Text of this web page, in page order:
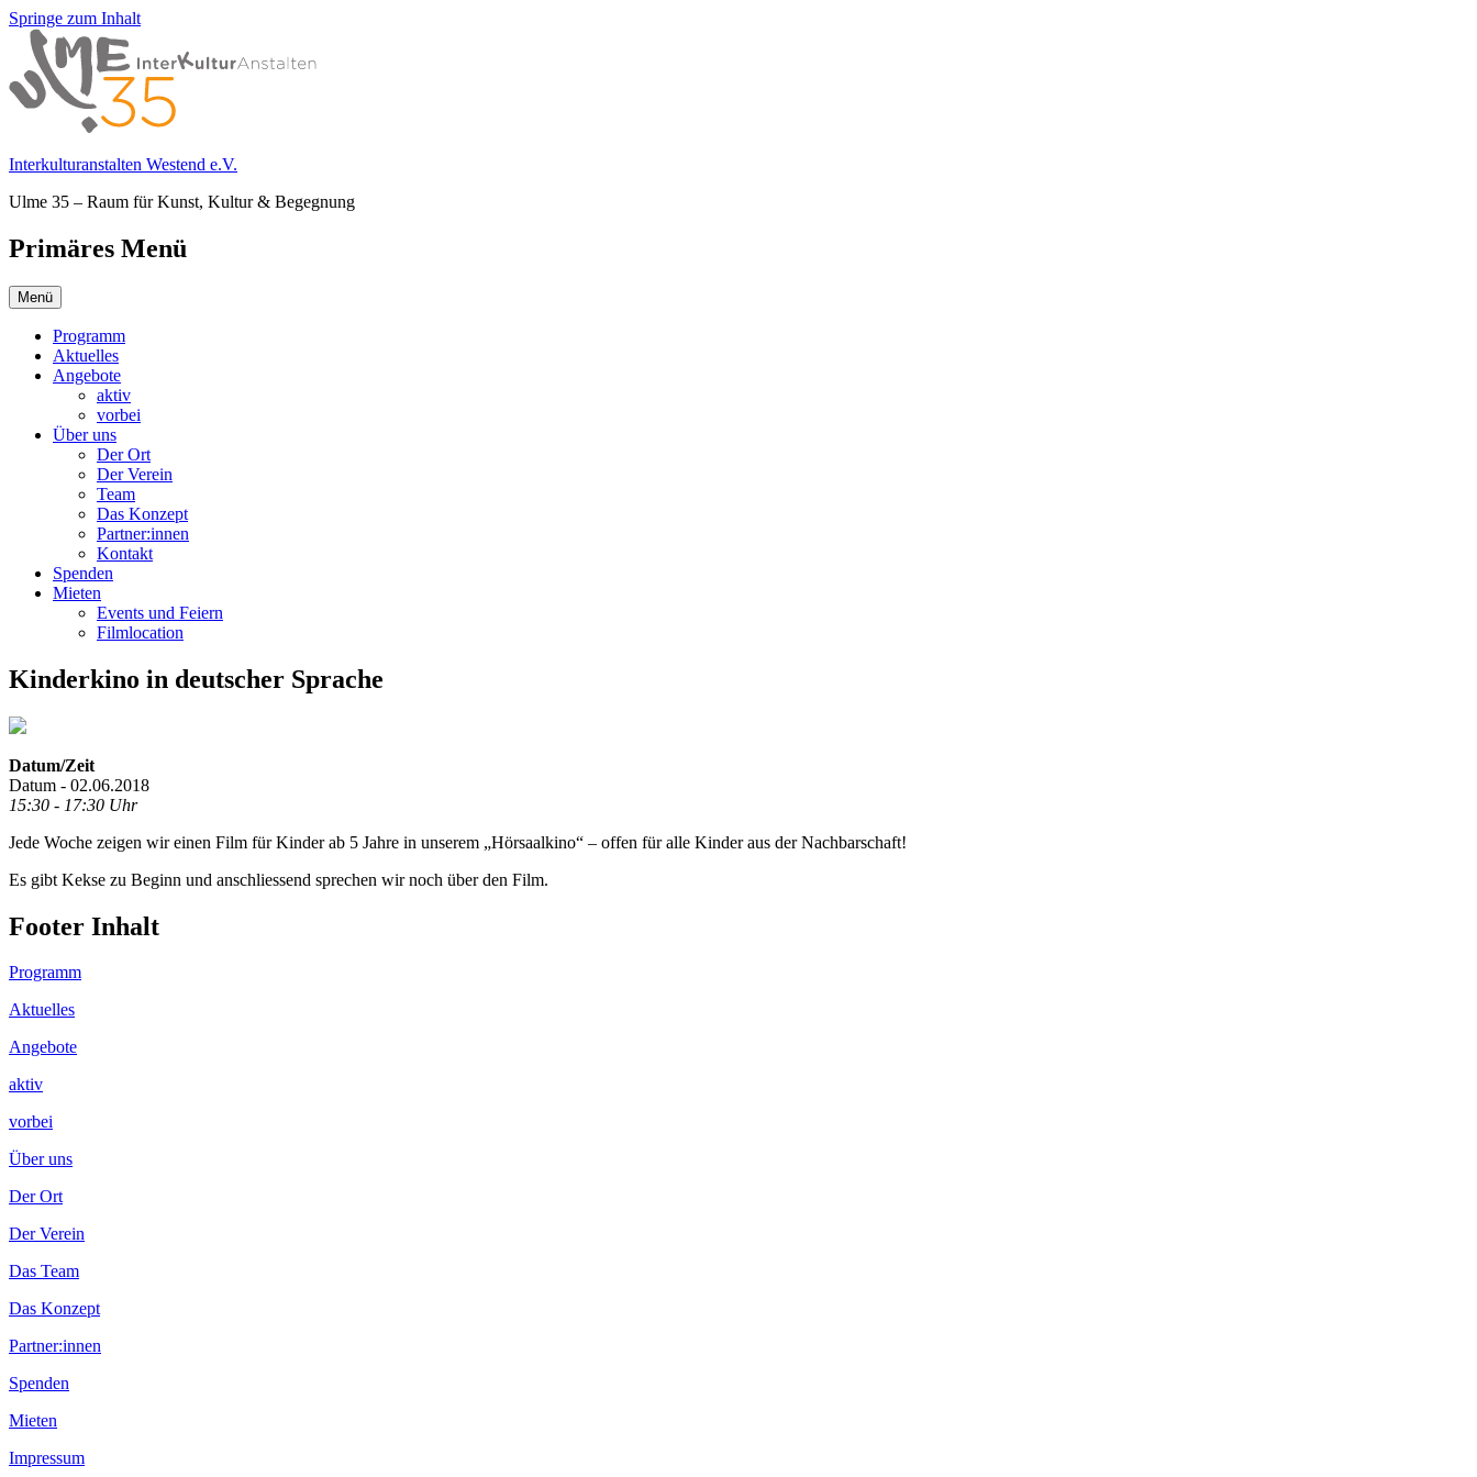
Springe zum Inhalt
Interkulturanstalten Westend e.V.
Ulme 35 – Raum für Kunst, Kultur & Begegnung
Primäres Menü
Menü
Programm
Aktuelles
Angebote
aktiv
vorbei
Über uns
Der Ort
Der Verein
Team
Das Konzept
Partner:innen
Kontakt
Spenden
Mieten
Events und Feiern
Filmlocation
Kinderkino in deutscher Sprache
Datum/Zeit
Datum - 02.06.2018
15:30 - 17:30 Uhr
Jede Woche zeigen wir einen Film für Kinder ab 5 Jahre in unserem „Hörsaalkino“ – offen für alle Kinder aus der Nachbarschaft!
Es gibt Kekse zu Beginn und anschliessend sprechen wir noch über den Film.
Footer Inhalt
Programm
Aktuelles
Angebote
aktiv
vorbei
Über uns
Der Ort
Der Verein
Das Team
Das Konzept
Partner:innen
Spenden
Mieten
Impressum